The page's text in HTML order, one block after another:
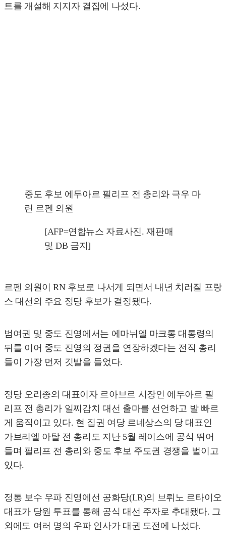
트를 개설해 지지자 결집에 나섰다.
중도 후보 에두아르 필리프 전 총리와 극우 마
린 르펜 의원
[AFP=연합뉴스 자료사진. 재판매
및 DB 금지]
르펜 의원이 RN 후보로 나서게 되면서 내년 치러질 프랑
스 대선의 주요 정당 후보가 결정됐다.
범여권 및 중도 진영에서는 에마뉘엘 마크롱 대통령의
뒤를 이어 중도 진영의 정권을 연장하겠다는 전직 총리
들이 가장 먼저 깃발을 들었다.
정당 오리종의 대표이자 르아브르 시장인 에두아르 필
리프 전 총리가 일찌감치 대선 출마를 선언하고 발 빠르
게 움직이고 있다. 현 집권 여당 르네상스의 당 대표인
가브리엘 아탈 전 총리도 지난 5월 레이스에 공식 뛰어
들며 필리프 전 총리와 중도 후보 주도권 경쟁을 벌이고
있다.
정통 보수 우파 진영에선 공화당(LR)의 브뤼노 르타이오
대표가 당원 투표를 통해 공식 대선 주자로 추대됐다. 그
외에도 여러 명의 우파 인사가 대권 도전에 나섰다.